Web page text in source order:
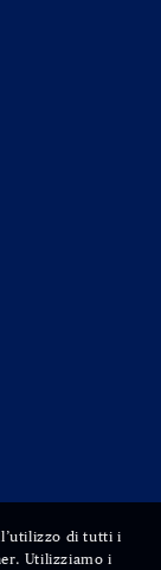
di tutti i
Utilizziamo i